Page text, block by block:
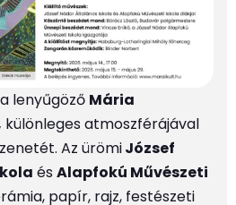
lenyűgöző Mária
különleges atmoszférájával
Az ürömiJózsef
és Alapfokú Művészeti
papír, rajz, festészeti